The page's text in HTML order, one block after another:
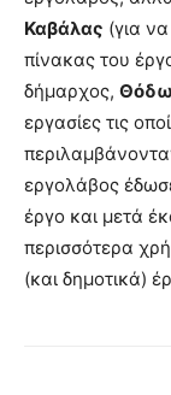
Καβάλας (για
πίνακας του
δήμαρχος,
εργασίες τις
εργολάβος
έργο και μετά
περισσότερα
(και δημοτικά)